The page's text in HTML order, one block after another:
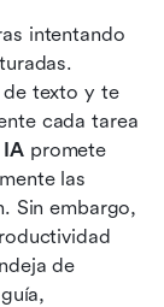
intentando
de texto y te
cada tarea
IA promete
las
Sin embargo,
de
de